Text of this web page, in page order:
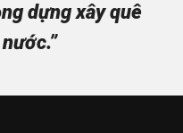
dựng xây quê